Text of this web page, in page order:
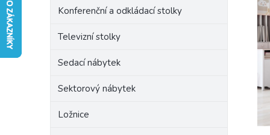
Konferenční a odkládací stolky
Televizní stolky
Sedací nábytek
Sektorový nábytek
Ložnice